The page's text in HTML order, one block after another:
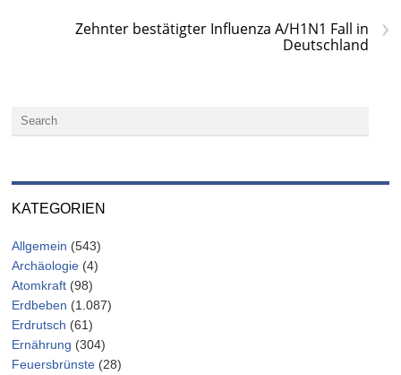
›
Zehnter bestätigter Influenza A/H1N1 Fall in
Deutschland
KATEGORIEN
Allgemein (543)
Archäologie (4)
Atomkraft (98)
Erdbeben (1.087)
Erdrutsch (61)
Ernährung (304)
Feuersbrünste (28)